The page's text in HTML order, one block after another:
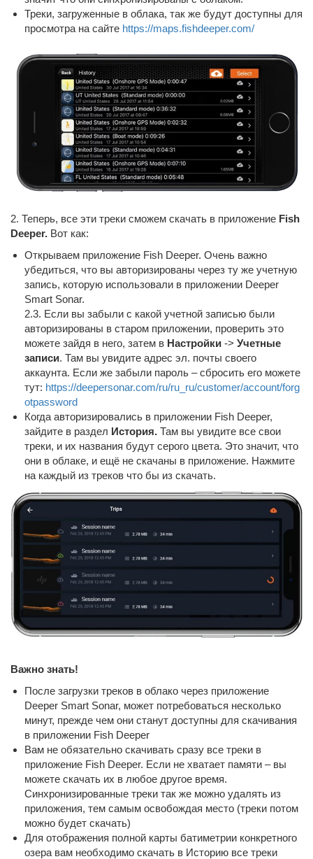
Треки, загруженные в облака, так же будут доступны для
просмотра на сайте https://maps.fishdeeper.com/
2. Теперь, все эти треки сможем скачать в приложение Fish
Deeper. Вот как:
Открываем приложение Fish Deeper. Очень важно
убедиться, что вы авторизированы через ту же учетную
запись, которую использовали в приложении Deeper
Smart Sonar.
2.3. Если вы забыли с какой учетной записью были
авторизированы в старом приложении, проверить это
можете зайдя в него, затем в Настройки -> Учетные
записи. Там вы увидите адрес эл. почты своего
аккаунта. Если же забыли пароль – сбросить его можете
тут: https://deepersonar.com/ru/ru_ru/customer/account/forg
otpassword
Когда авторизировались в приложении Fish Deeper,
зайдите в раздел История. Там вы увидите все свои
треки, и их названия будут серого цвета. Это значит, что
они в облаке, и ещё не скачаны в приложение. Нажмите
на каждый из треков что бы из скачать.
Важно знать!
После загрузки треков в облако через приложение
Deeper Smart Sonar, может потребоваться несколько
минут, прежде чем они станут доступны для скачивания
в приложении Fish Deeper
Вам не обязательно скачивать сразу все треки в
приложение Fish Deeper. Если не хватает памяти – вы
можете скачать их в любое другое время.
Синхронизированные треки так же можно удалять из
приложения, тем самым освобождая место (треки потом
можно будет скачать)
Для отображения полной карты батиметрии конкретного
озера вам необходимо скачать в Историю все треки